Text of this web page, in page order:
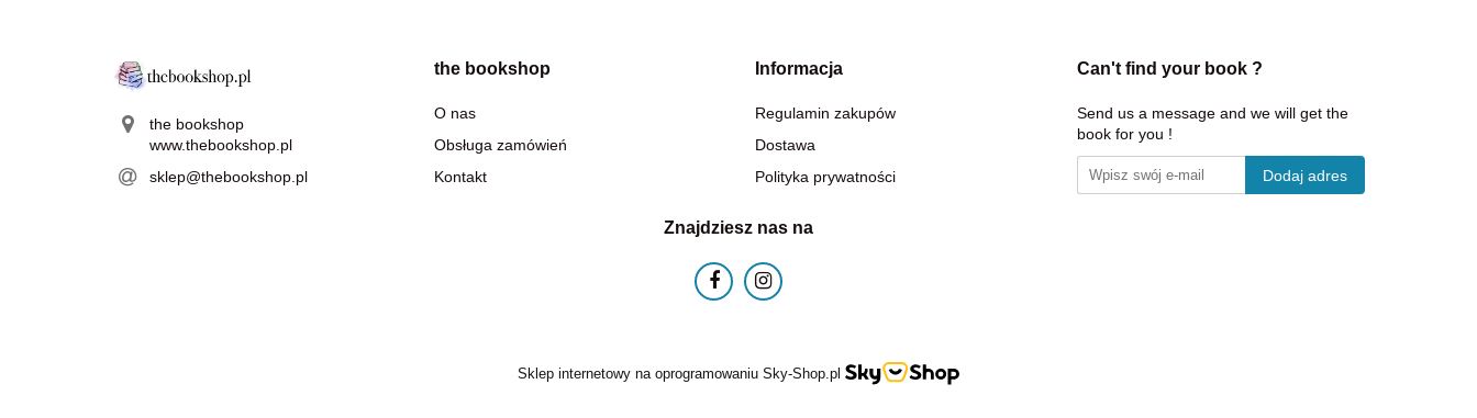
the bookshop
www.thebookshop.pl
sklep@thebookshop.pl
the bookshop
O nas
Obsługa zamówień
Kontakt
Informacja
Regulamin zakupów
Dostawa
Polityka prywatności
Can't find your book ?
Send us a message and we will get the
book for you !
Znajdziesz nas na
Sklep internetowy na oprogramowaniu Sky-Shop.pl